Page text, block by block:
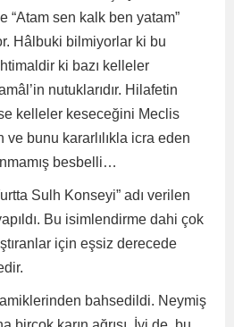
“Atam sen kalk ben yatam”
Hâlbuki bilmiyorlar ki bu
ki bazı kelleler
nutuklarıdır. Hilafetin
kelleler keseceğini Meclis
bunu kararlılıkla icra eden
besbelli…
Sulh Konseyi” adı verilen
Bu isimlendirme dahi çok
için eşsiz derecede
bahsedildi. Neymiş